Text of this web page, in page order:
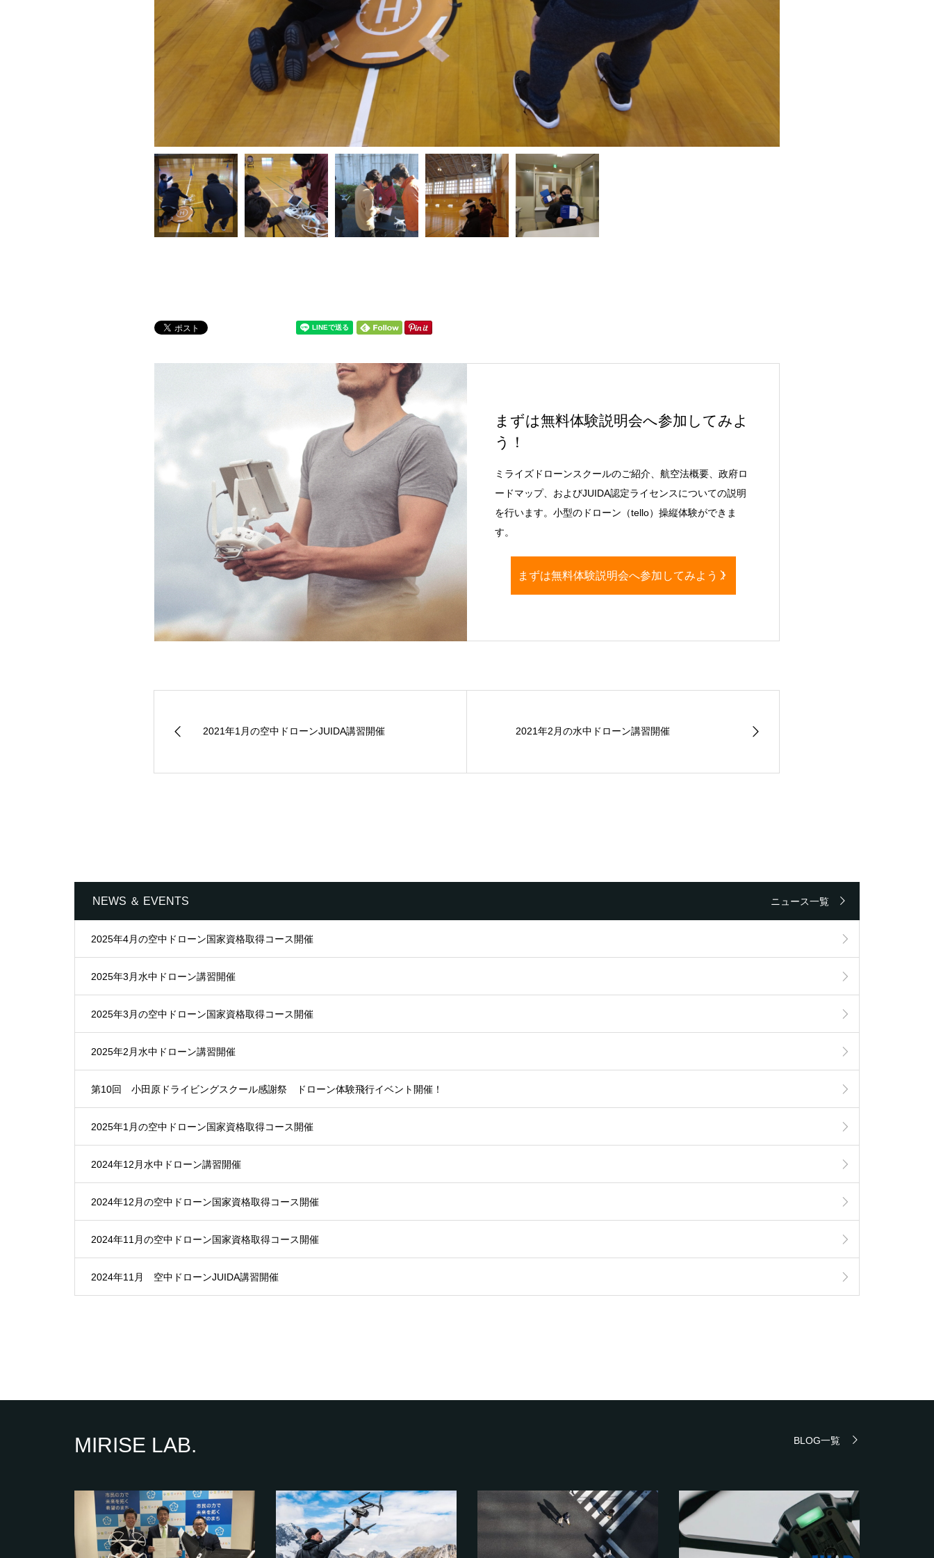
まずは無料体験説明会へ参加してみよ
う！
ミライズドローンスクールのご紹介、航空法概要、政府ロ
ードマップ、およびJUIDA認定ライセンスについての説明
を行います。小型のドローン（tello）操縦体験ができま
す。
まずは無料体験説明会へ参加してみよう！
2021年1月の空中ドローンJUIDA講習開催 2021年2月の水中ドローン講習開催
NEWS ＆ EVENTS ニュース一覧
2025年4月の空中ドローン国家資格取得コース開催
2025年3月水中ドローン講習開催
2025年3月の空中ドローン国家資格取得コース開催
2025年2月水中ドローン講習開催
第10回 小田原ドライビングスクール感謝祭 ドローン体験飛行イベント開催！
2025年1月の空中ドローン国家資格取得コース開催
2024年12月水中ドローン講習開催
2024年12月の空中ドローン国家資格取得コース開催
2024年11月の空中ドローン国家資格取得コース開催
2024年11月 空中ドローンJUIDA講習開催
MIRISE LAB. BLOG一覧